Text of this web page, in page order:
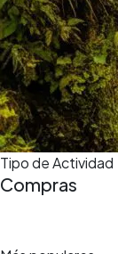
Tipo de Actividad
Compras